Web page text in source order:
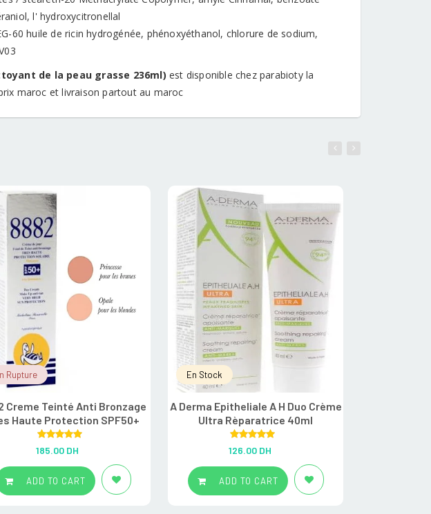
l' hydroxycitronellal
60 huile de ricin hydrogénée, phénoxyéthanol, chlorure de sodium,
de la peau grasse 236ml) est disponible chez parabioty la
maroc et livraison partout au maroc
Rupture
Creme Teinté Anti Bronzage
Haute Protection SPF50+
Rated 5.00
out of 5
185.00 DH
ADD TO CART
En Stock
A Derma Epitheliale A H Duo Crème
Ultra Rèparatrice 40ml
Rated 5.00
out of 5
126.00 DH
ADD TO CART